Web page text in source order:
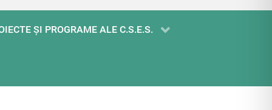
ŞI PROGRAME ALE C.S.E.S.